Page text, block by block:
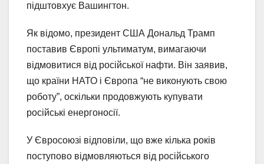
підштовхує Вашингтон.
Як відомо, президент США Дональд Трамп
поставив Європі ультиматум, вимагаючи
відмовитися від російської нафти. Він заявив,
що країни НАТО і Європа “не виконують свою
роботу”, оскільки продовжують купувати
російські енергоносії.
У Євросоюзі відповіли, що вже кілька років
поступово відмовляються від російського